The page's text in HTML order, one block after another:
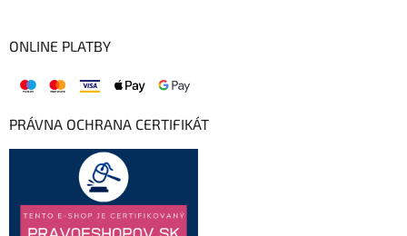
ONLINE PLATBY
PRÁVNA OCHRANA CERTIFIKÁT